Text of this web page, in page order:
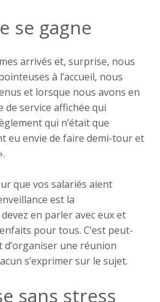
se gagne
arrivés et, surprise, nous
à l’accueil, nous
et lorsque nous avons en
service affichée qui
qui n’était que
eu envie de faire demi-tour et
que vos salariés aient
est la
en parler avec eux et
pour tous. C’est peut-
une réunion
s’exprimer sur le sujet.
sans stress